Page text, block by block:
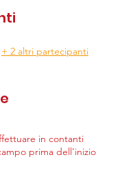
+ 2 altri partecipanti
in contanti
prima dell'inizio